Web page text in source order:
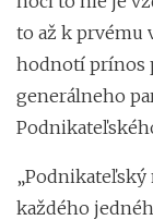
to až k prvému
hodnotí prínos
generálneho
„Podnikateľský
každého